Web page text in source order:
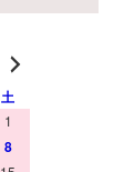
土
1
8